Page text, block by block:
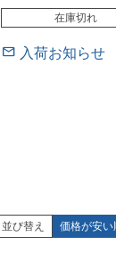
在庫切れ
入荷お知らせ
並び替え 価格が安い